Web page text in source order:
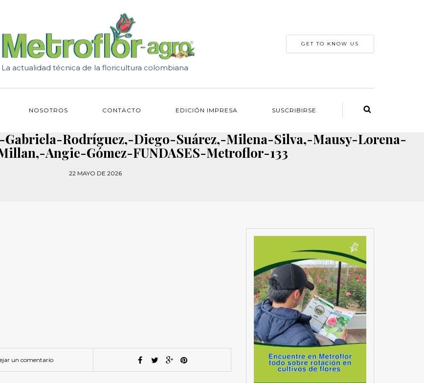
La actualidad técnica de la floricultura colombiana
GET TO KNOW US
NOSOTROS CONTACTO EDICIÓN IMPRESA SUSCRIBIRSE
Rodríguez,-Diego-Suárez,-Milena-Silva,-Mausy-Lorena-
Angie-Gómez-FUNDASES-Metroflor-133
22 MAYO DE 2026
un comentario